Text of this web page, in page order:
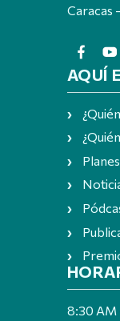
Caracas
AQUÍ
8:30 AM